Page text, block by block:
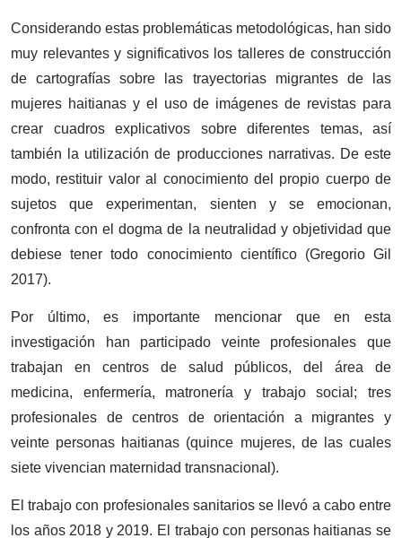
Considerando estas problemáticas metodológicas, han sido
muy relevantes y significativos los talleres de construcción
de cartografías sobre las trayectorias migrantes de las
mujeres haitianas y el uso de imágenes de revistas para
crear cuadros explicativos sobre diferentes temas, así
también la utilización de producciones narrativas. De este
modo, restituir valor al conocimiento del propio cuerpo de
sujetos que experimentan, sienten y se emocionan,
confronta con el dogma de la neutralidad y objetividad que
debiese tener todo conocimien­to científico (Gregorio Gil
2017).
Por último, es importante mencionar que en esta
investigación han participado veinte profesionales que
trabajan en centros de salud públicos, del área de
medicina, enfermería, matronería y trabajo social; tres
profesionales de centros de orientación a migrantes y
veinte personas haitianas (quince mujeres, de las cuales
siete vivencian maternidad transnacional).
El trabajo con profesionales sanitarios se llevó a cabo entre
los años 2018 y 2019. El trabajo con personas haitianas se